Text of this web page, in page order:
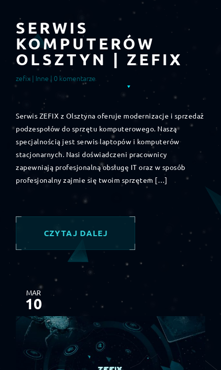
SERWIS
KOMPUTERÓW
OLSZTYN | ZEFIX
zefix | Inne | 0 komentarze
Serwis ZEFIX z Olsztyna oferuje modernizacje i sprzedaż
podzespołów do sprzętu komputerowego. Naszą
specjalnością jest serwis laptopów i komputerów
stacjonarnych. Nasi doświadczeni pracownicy
zapewniają profesjonalną obsługę IT oraz w sposób
profesjonalny zajmie się twoim sprzętem […]
CZYTAJ DALEJ
MAR
10